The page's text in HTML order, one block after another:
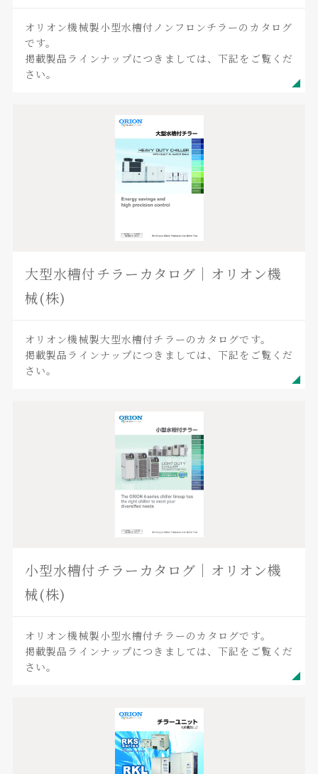
オリオン機械製小型水槽付ノンフロンチラーのカタログ
です。
掲載製品ラインナップにつきましては、下記をご覧くだ
さい。
大型水槽付チラーカタログ｜オリオン機
械(株)
オリオン機械製大型水槽付チラーのカタログです。
掲載製品ラインナップにつきましては、下記をご覧くだ
さい。
小型水槽付チラーカタログ｜オリオン機
械(株)
オリオン機械製小型水槽付チラーのカタログです。
掲載製品ラインナップにつきましては、下記をご覧くだ
さい。